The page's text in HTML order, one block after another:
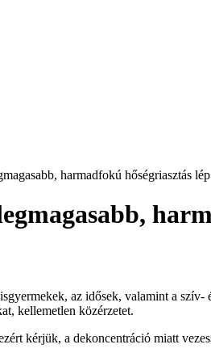
harmadfokú hőségriasztás
az idősek, valamint a szív-
kellemetlen közérzetet.
kérjük, a dekoncentráció miatt